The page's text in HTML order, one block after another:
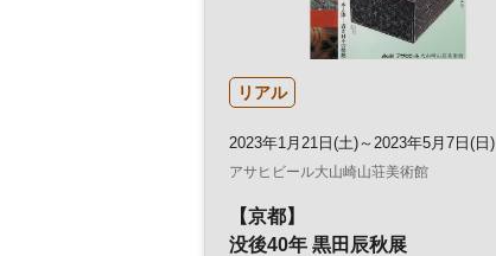
リアル
2023年1月21日(土)～2023年5月7日(日)
アサヒビール大山崎山荘美術館
【京都】
没後40年 黒田辰秋展